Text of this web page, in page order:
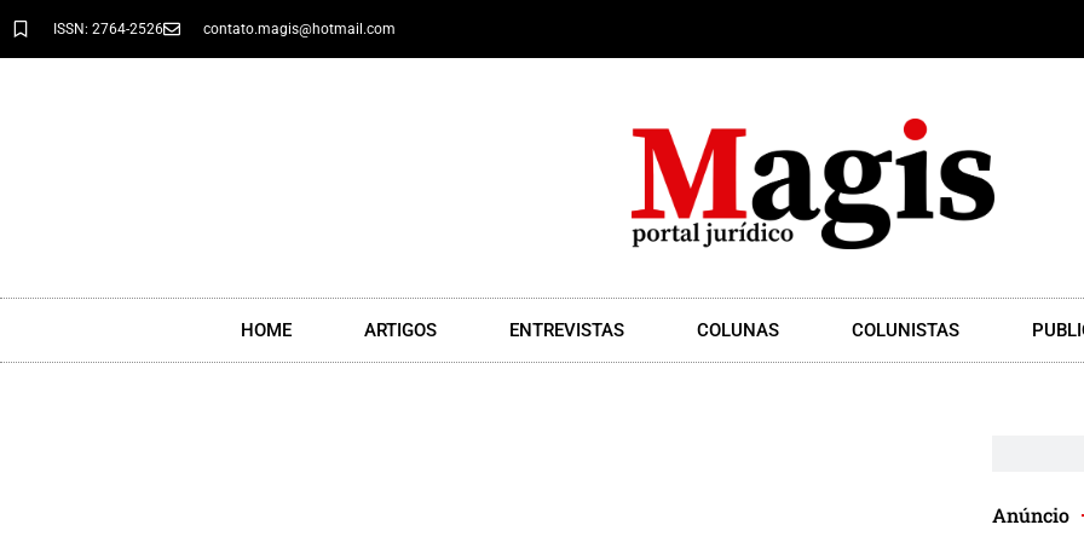
ISSN: 2764-2526 contato.magis@hotmail.com
HOME ARTIGOS ENTREVISTAS COLUNAS COLUNISTAS
Anúncio